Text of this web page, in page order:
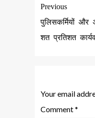
Previous
पुलिसकर्मियों
शत प्रतिशत
Your email
Comment*